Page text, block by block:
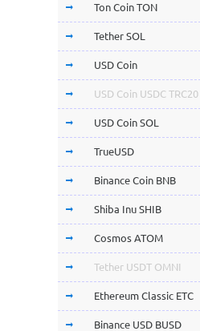
Ton Coin TON
Tether SOL
USD Coin
USD Coin USDC TRC20
USD Coin SOL
TrueUSD
Binance Coin BNB
Shiba Inu SHIB
Cosmos ATOM
Tether USDT OMNI
Ethereum Classic ETC
Binance USD BUSD